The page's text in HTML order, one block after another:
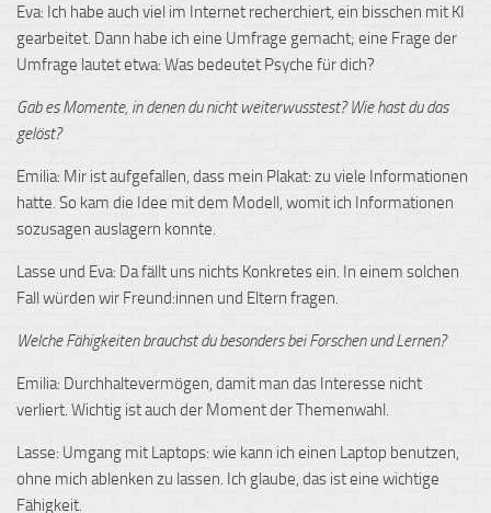
Eva: Ich habe auch viel im Internet recherchiert, ein bisschen mit KI
gearbeitet. Dann habe ich eine Umfrage gemacht; eine Frage der
Umfrage lautet etwa: Was bedeutet Psyche für dich?
Gab es Momente, in denen du nicht weiterwusstest? Wie hast du das
gelöst?
Emilia: Mir ist aufgefallen, dass mein Plakat: zu viele Informationen
hatte. So kam die Idee mit dem Modell, womit ich Informationen
sozusagen auslagern konnte.
Lasse und Eva: Da fällt uns nichts Konkretes ein. In einem solchen
Fall würden wir Freund:innen und Eltern fragen.
Welche Fähigkeiten brauchst du besonders bei Forschen und Lernen?
Emilia: Durchhaltevermögen, damit man das Interesse nicht
verliert. Wichtig ist auch der Moment der Themenwahl.
Lasse: Umgang mit Laptops: wie kann ich einen Laptop benutzen,
ohne mich ablenken zu lassen. Ich glaube, das ist eine wichtige
Fähigkeit.